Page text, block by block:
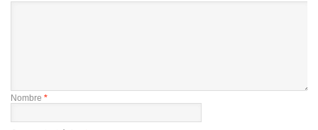
Nombre *